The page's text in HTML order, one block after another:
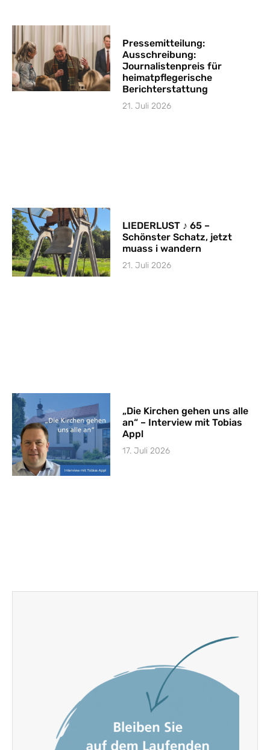
Pressemitteilung:
Ausschreibung:
Journalistenpreis für
heimatpflegerische
Berichterstattung
21. Juli 2026
LIEDERLUST ♪ 65 –
Schönster Schatz, jetzt
muass i wandern
21. Juli 2026
„Die Kirchen gehen uns alle
an“ – Interview mit Tobias
Appl
17. Juli 2026